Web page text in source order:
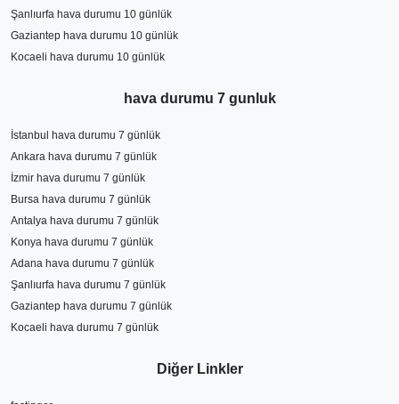
Şanlıurfa hava durumu 10 günlük
Gaziantep hava durumu 10 günlük
Kocaeli hava durumu 10 günlük
hava durumu 7 gunluk
İstanbul hava durumu 7 günlük
Ankara hava durumu 7 günlük
İzmir hava durumu 7 günlük
Bursa hava durumu 7 günlük
Antalya hava durumu 7 günlük
Konya hava durumu 7 günlük
Adana hava durumu 7 günlük
Şanlıurfa hava durumu 7 günlük
Gaziantep hava durumu 7 günlük
Kocaeli hava durumu 7 günlük
Diğer Linkler